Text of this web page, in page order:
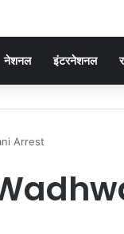
नेशनल इंटरनेशनल
Arrest